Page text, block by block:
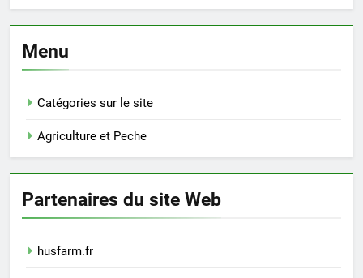
Menu
Catégories sur le site
Agriculture et Peche
Partenaires du site Web
husfarm.fr